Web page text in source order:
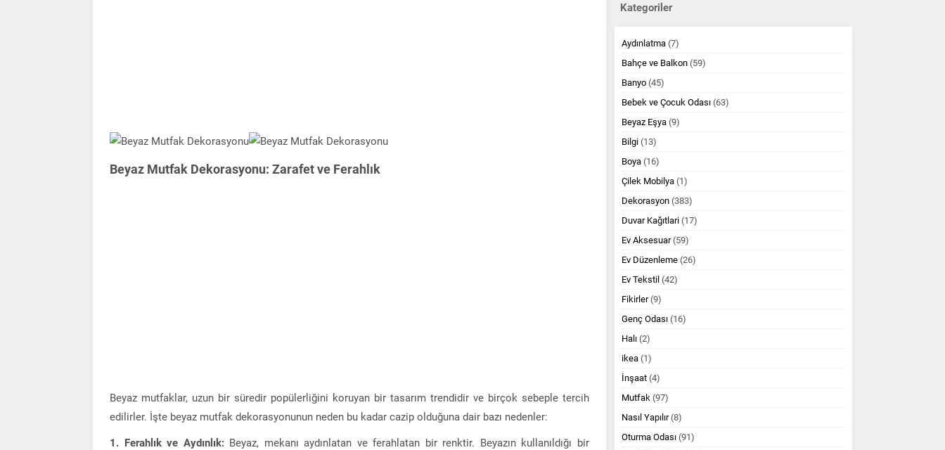
Beyaz Mutfak Dekorasyonu: Zarafet ve Ferahlık
Beyaz mutfaklar, uzun bir süredir popülerliğini koruyan bir tasarım trendidir ve birçok sebeple tercih
edilirler. İşte beyaz mutfak dekorasyonunun neden bu kadar cazip olduğuna dair bazı nedenler:
1. Ferahlık ve Aydınlık:Beyaz, mekanı aydınlatan ve ferahlatan bir renktir. Beyazın kullanıldığı bir
Kategoriler
Aydınlatma (7)
Bahçe ve Balkon (59)
Banyo (45)
Bebek ve Çocuk Odası (63)
Beyaz Eşya (9)
Bilgi (13)
Boya (16)
Çilek Mobilya (1)
Dekorasyon (383)
Duvar Kağıtlari (17)
Ev Aksesuar(59)
Ev Düzenleme (26)
Ev Tekstil (42)
Fikirler(9)
Genç Odası (16)
Halı (2)
ikea (1)
İnşaat (4)
Mutfak (97)
Nasıl Yapılır(8)
Oturma Odası (91)